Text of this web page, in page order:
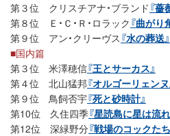
第３位 クリスチアナ・ブランド 『薔
第８位 Ｅ・Ｃ・Ｒ・ロラック 『曲がり
第９位 アン・クリーヴス 『水の葬送』
■国内篇
第３位 米澤穂信『王とサーカス』
第４位 北山猛邦『オルゴーリェンヌ
第９位 鳥飼否宇『死と砂時計』
第10位 久住四季『星読島に星は流れ
第12位 深緑野分『戦場のコックたち